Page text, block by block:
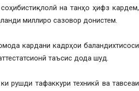
на танҳо ҳифз кардем,
миллиро сазовор донистем.
кардани кадрҳои баландихтисоси
таъсис дода шуд.
рушди тафаккури техникӣ ва тавсеаи